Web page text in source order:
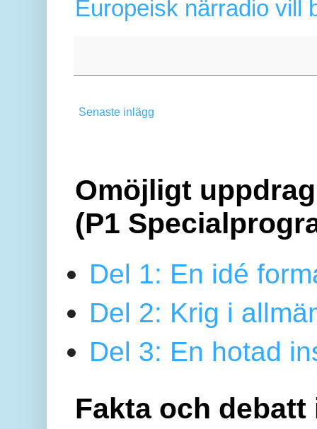
Europeisk närradio vill
Senaste inlägg
Omöjligt
(P1
Del 1: En idé
Del 2: Krig i
Del 3: En hotad
Fakta och debatt